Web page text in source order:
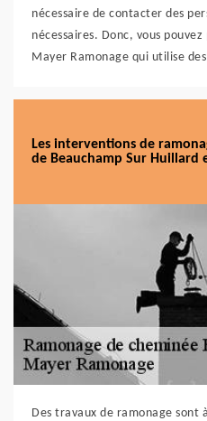
nécessaire de contacter des
nécessaires. Donc, vous
Mayer Ramonage qui utilise
Les interventions de
de Beauchamp Sur Huillard
Des travaux de ramonage sont